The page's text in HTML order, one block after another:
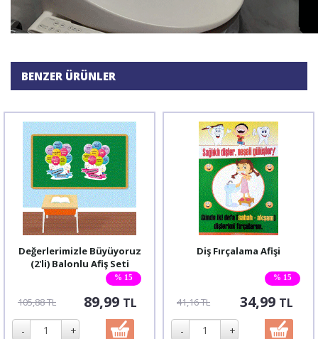
BENZER ÜRÜNLER
% 15
Değerlerimizle Büyüyoruz
(2'li) Balonlu Afiş Seti
105,88 TL 89,99 TL
% 15
Diş Fırçalama Afişi
41,16 TL 34,99 TL